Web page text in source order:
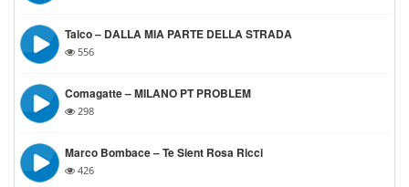
Talco – DALLA MIA PARTE DELLA STRADA
556
Comagatte – MILANO PT PROBLEM
298
Marco Bombace – Te Sient Rosa Ricci
426